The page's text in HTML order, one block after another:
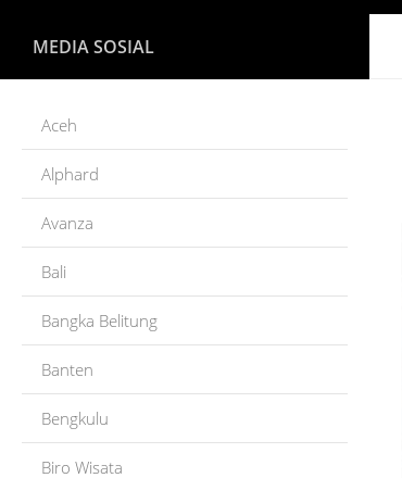
MEDIA SOSIAL
Aceh
Alphard
Avanza
Bali
Bangka Belitung
Banten
Bengkulu
Biro Wisata